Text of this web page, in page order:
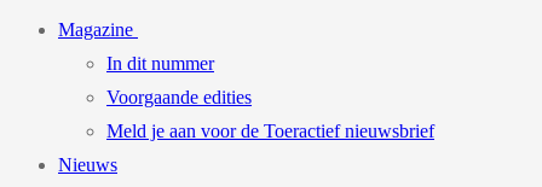
Magazine
In dit nummer
Voorgaande edities
Meld je aan voor de Toeractief nieuwsbrief
Nieuws